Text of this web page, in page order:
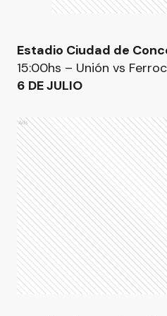
Estadio Ciudad de
15:00hs – Unión vs
6 DE JULIO
Ads